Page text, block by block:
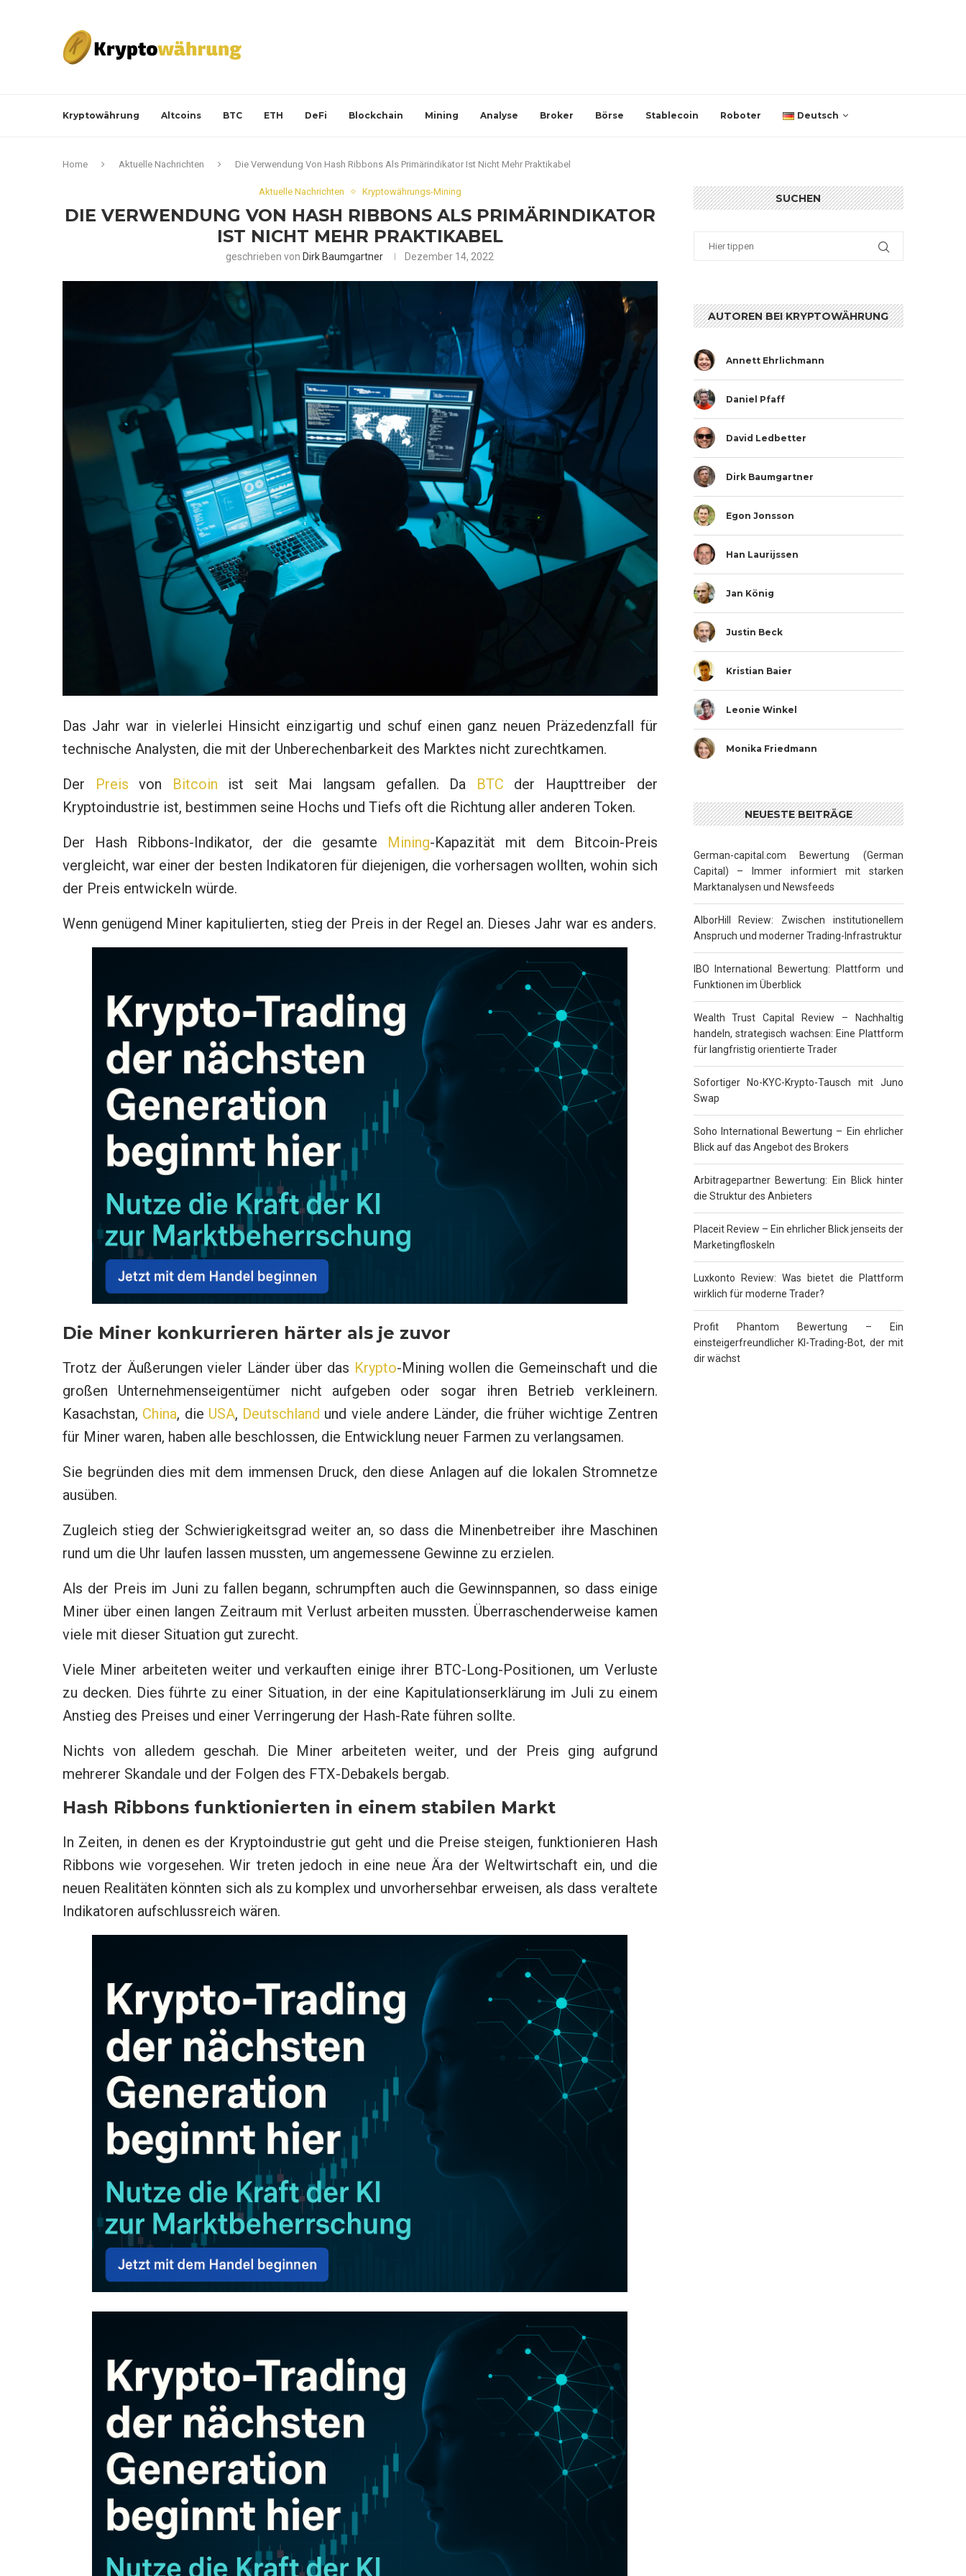
Kryptowährung Altcoins BTC ETH DeFi Blockchain Mining Analyse Broker Börse Stablecoin Roboter Deutsch
Home Aktuelle Nachrichten Die Verwendung Von Hash Ribbons Als Primärindikator Ist Nicht Mehr Praktikabel
Aktuelle Nachrichten Kryptowährungs-Mining
DIE VERWENDUNG VON HASH RIBBONS ALS PRIMÄRINDIKATOR
IST NICHT MEHR PRAKTIKABEL
geschrieben von Dirk Baumgartner Dezember 14, 2022
Das Jahr war in vielerlei Hinsicht einzigartig und schuf einen ganz neuen Präzedenzfall für
technische Analysten, die mit der Unberechenbarkeit des Marktes nicht zurechtkamen.
Der Preis von Bitcoin ist seit Mai langsam gefallen. Da BTC der Haupttreiber der
Kryptoindustrie ist, bestimmen seine Hochs und Tiefs oft die Richtung aller anderen Token.
Der Hash Ribbons-Indikator, der die gesamte Mining-Kapazität mit dem Bitcoin-Preis
vergleicht, war einer der besten Indikatoren für diejenigen, die vorhersagen wollten, wohin sich
der Preis entwickeln würde.
Wenn genügend Miner kapitulierten, stieg der Preis in der Regel an. Dieses Jahr war es anders.
Die Miner konkurrieren härter als je zuvor
Trotz der Äußerungen vieler Länder über das Krypto-Mining wollen die Gemeinschaft und die
großen Unternehmenseigentümer nicht aufgeben oder sogar ihren Betrieb verkleinern.
Kasachstan, China, die USA, Deutschland und viele andere Länder, die früher wichtige Zentren
für Miner waren, haben alle beschlossen, die Entwicklung neuer Farmen zu verlangsamen.
Sie begründen dies mit dem immensen Druck, den diese Anlagen auf die lokalen Stromnetze
ausüben.
Zugleich stieg der Schwierigkeitsgrad weiter an, so dass die Minenbetreiber ihre Maschinen
rund um die Uhr laufen lassen mussten, um angemessene Gewinne zu erzielen.
Als der Preis im Juni zu fallen begann, schrumpften auch die Gewinnspannen, so dass einige
Miner über einen langen Zeitraum mit Verlust arbeiten mussten. Überraschenderweise kamen
viele mit dieser Situation gut zurecht.
Viele Miner arbeiteten weiter und verkauften einige ihrer BTC-Long-Positionen, um Verluste
zu decken. Dies führte zu einer Situation, in der eine Kapitulationserklärung im Juli zu einem
Anstieg des Preises und einer Verringerung der Hash-Rate führen sollte.
Nichts von alledem geschah. Die Miner arbeiteten weiter, und der Preis ging aufgrund
mehrerer Skandale und der Folgen des FTX-Debakels bergab.
Hash Ribbons funktionierten in einem stabilen Markt
In Zeiten, in denen es der Kryptoindustrie gut geht und die Preise steigen, funktionieren Hash
Ribbons wie vorgesehen. Wir treten jedoch in eine neue Ära der Weltwirtschaft ein, und die
neuen Realitäten könnten sich als zu komplex und unvorhersehbar erweisen, als dass veraltete
Indikatoren aufschlussreich wären.
SUCHEN
AUTOREN BEI KRYPTOWÄHRUNG
Annett Ehrlichmann
Daniel Pfaff
David Ledbetter
Dirk Baumgartner
Egon Jonsson
Han Laurijssen
Jan König
Justin Beck
Kristian Baier
Leonie Winkel
Monika Friedmann
NEUESTE BEITRÄGE
German-capital.com Bewertung (German
Capital) – Immer informiert mit starken
Marktanalysen und Newsfeeds
AlborHill Review: Zwischen institutionellem
Anspruch und moderner Trading-Infrastruktur
IBO International Bewertung: Plattform und
Funktionen im Überblick
Wealth Trust Capital Review – Nachhaltig
handeln, strategisch wachsen: Eine Plattform
für langfristig orientierte Trader
Sofortiger No-KYC-Krypto-Tausch mit Juno
Swap
Soho International Bewertung – Ein ehrlicher
Blick auf das Angebot des Brokers
Arbitragepartner Bewertung: Ein Blick hinter
die Struktur des Anbieters
Placeit Review – Ein ehrlicher Blick jenseits der
Marketingfloskeln
Luxkonto Review: Was bietet die Plattform
wirklich für moderne Trader?
Profit Phantom Bewertung – Ein
einsteigerfreundlicher KI-Trading-Bot, der mit
dir wächst